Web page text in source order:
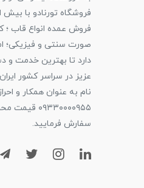
فروشگاه تورنادو با
فروش عمده انواع قاب ؛
صورت سنتی و فیزیکی؛
دارد تا بهترین خدمت و
عزیز در سراسر کشور
نام به عنوان همکار و
سفارش فرمایید.